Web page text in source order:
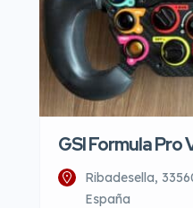
GSI Formula Pro
Ribadesella,
España